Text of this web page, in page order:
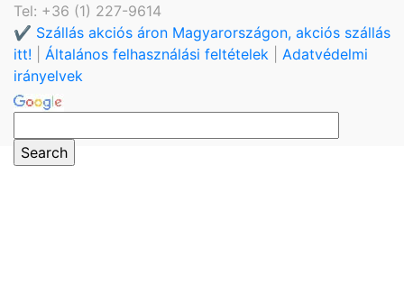
Tel: +36 (1) 227-9614
✔️ Szállás akciós áron Magyarországon, akciós szállás
itt!
Általános felhasználási feltételek
Adatvédelmi
irányelvek